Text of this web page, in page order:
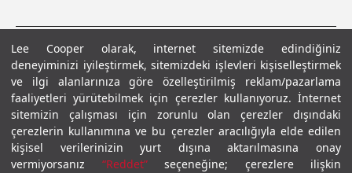
Lee Cooper olarak, internet sitemizde edindiğiniz
deneyiminizi iyileştirmek, sitemizdeki işlevleri kişiselleştirmek
ve ilgi alanlarınıza göre özelleştirilmiş reklam/pazarlama
faaliyetleri yürütebilmek için çerezler kullanıyoruz. İnternet
sitemizin çalışması için zorunlu olan çerezler dışındaki
çerezlerin kullanımına ve bu çerezler aracılığıyla elde edilen
kişisel verilerinizin yurt dışına aktarılmasına onay
vermiyorsanız “Reddet”seçeneğine; çerezlere ilişkin
Gizlilik PolitikasıÇerez Politikası KVKK Aydınlatma MetniŞartlar ve Koşullar
© 2026 Leecooper - Tüm Hakları Saklıdır.